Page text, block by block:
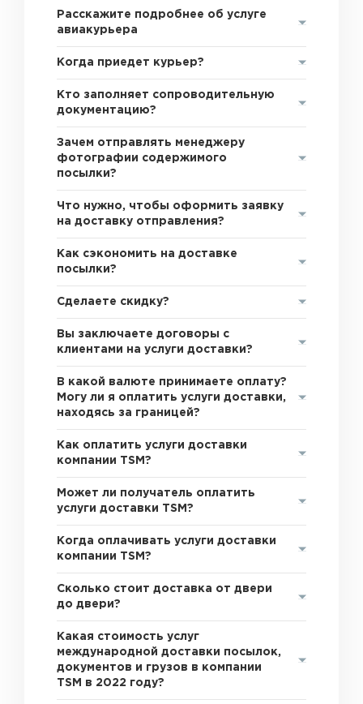
Расскажите подробнее об услуге
авиакурьера
Когда приедет курьер?
Кто заполняет сопроводительную
документацию?
Зачем отправлять менеджеру
фотографии содержимого
посылки?
Что нужно, чтобы оформить заявку
на доставку отправления?
Как сэкономить на доставке
посылки?
Сделаете скидку?
Вы заключаете договоры с
клиентами на услуги доставки?
В какой валюте принимаете оплату?
Могу ли я оплатить услуги доставки,
находясь за границей?
Как оплатить услуги доставки
компании TSM?
Может ли получатель оплатить
услуги доставки TSM?
Когда оплачивать услуги доставки
компании TSM?
Сколько стоит доставка от двери
до двери?
Какая стоимость услуг
международной доставки посылок,
документов и грузов в компании
TSM в 2022 году?